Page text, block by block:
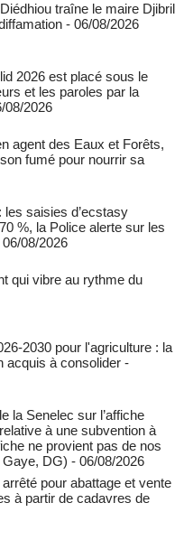
traîne le maire Djibril
- 06/08/2026
2026 est placé sous le
et les paroles par la
08/2026
agent des Eaux et Forêts,
fumé pour nourrir sa
saisies d’ecstasy
%, la Police alerte sur les
06/08/2026
qui vibre au rythme du
2030 pour l'agriculture : la
acquis à consolider -
la Senelec sur l’affiche
à une subvention à
ne provient pas de nos
DG) - 06/08/2026
pour abattage et vente
à partir de cadavres de